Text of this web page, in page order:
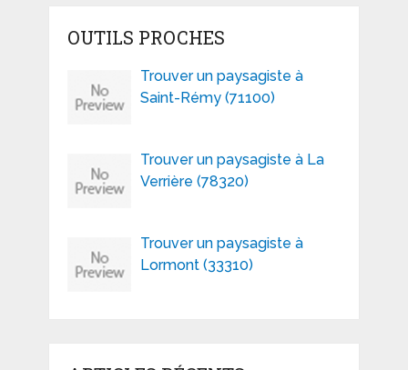
OUTILS PROCHES
Trouver un paysagiste à
Saint-Rémy (71100)
Trouver un paysagiste à La
Verrière (78320)
Trouver un paysagiste à
Lormont (33310)